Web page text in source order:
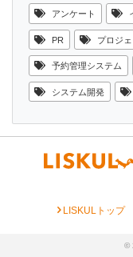
アンケート
PR プロジ
予約管理システム
システム開発
chevron_rightLISKULトップ
©